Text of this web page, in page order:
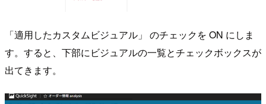
「適用したカスタムビジュアル」 のチェックを ON にしま
す。すると、下部にビジュアルの一覧とチェックボックスが
出てきます。